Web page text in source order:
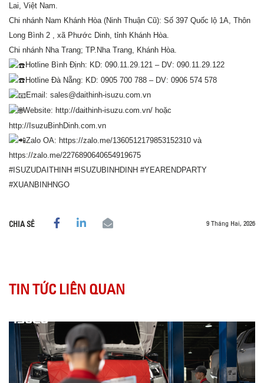
Lai, Việt Nam.
Chi nhánh Nam Khánh Hòa (Ninh Thuận Cũ): Số 397 Quốc lộ 1A, Thôn
Long Bình 2 , xã Phước Dinh, tỉnh Khánh Hòa.
Chi nhánh Nha Trang; TP.Nha Trang, Khánh Hòa.
Hotline Bình Định: KD: 090.11.29.121 – DV: 090.11.29.122
Hotline Đà Nẵng: KD: 0905 700 788 – DV: 0906 574 578
Email: sales@daithinh-isuzu.com.vn
Website: http://daithinh-isuzu.com.vn/ hoặc
http://IsuzuBinhDinh.com.vn
Zalo OA: https://zalo.me/1360512179853152310 và
https://zalo.me/2276890640654919675
#ISUZUDAITHINH #ISUZUBINHDINH #YEARENDPARTY
#XUANBINHNGO
CHIA SẺ 9 Tháng Hai, 2026
TIN TỨC LIÊN QUAN